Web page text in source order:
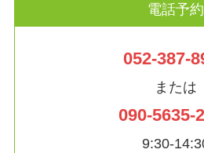
電話予約
052-387-
または
090-5635-
9:30-